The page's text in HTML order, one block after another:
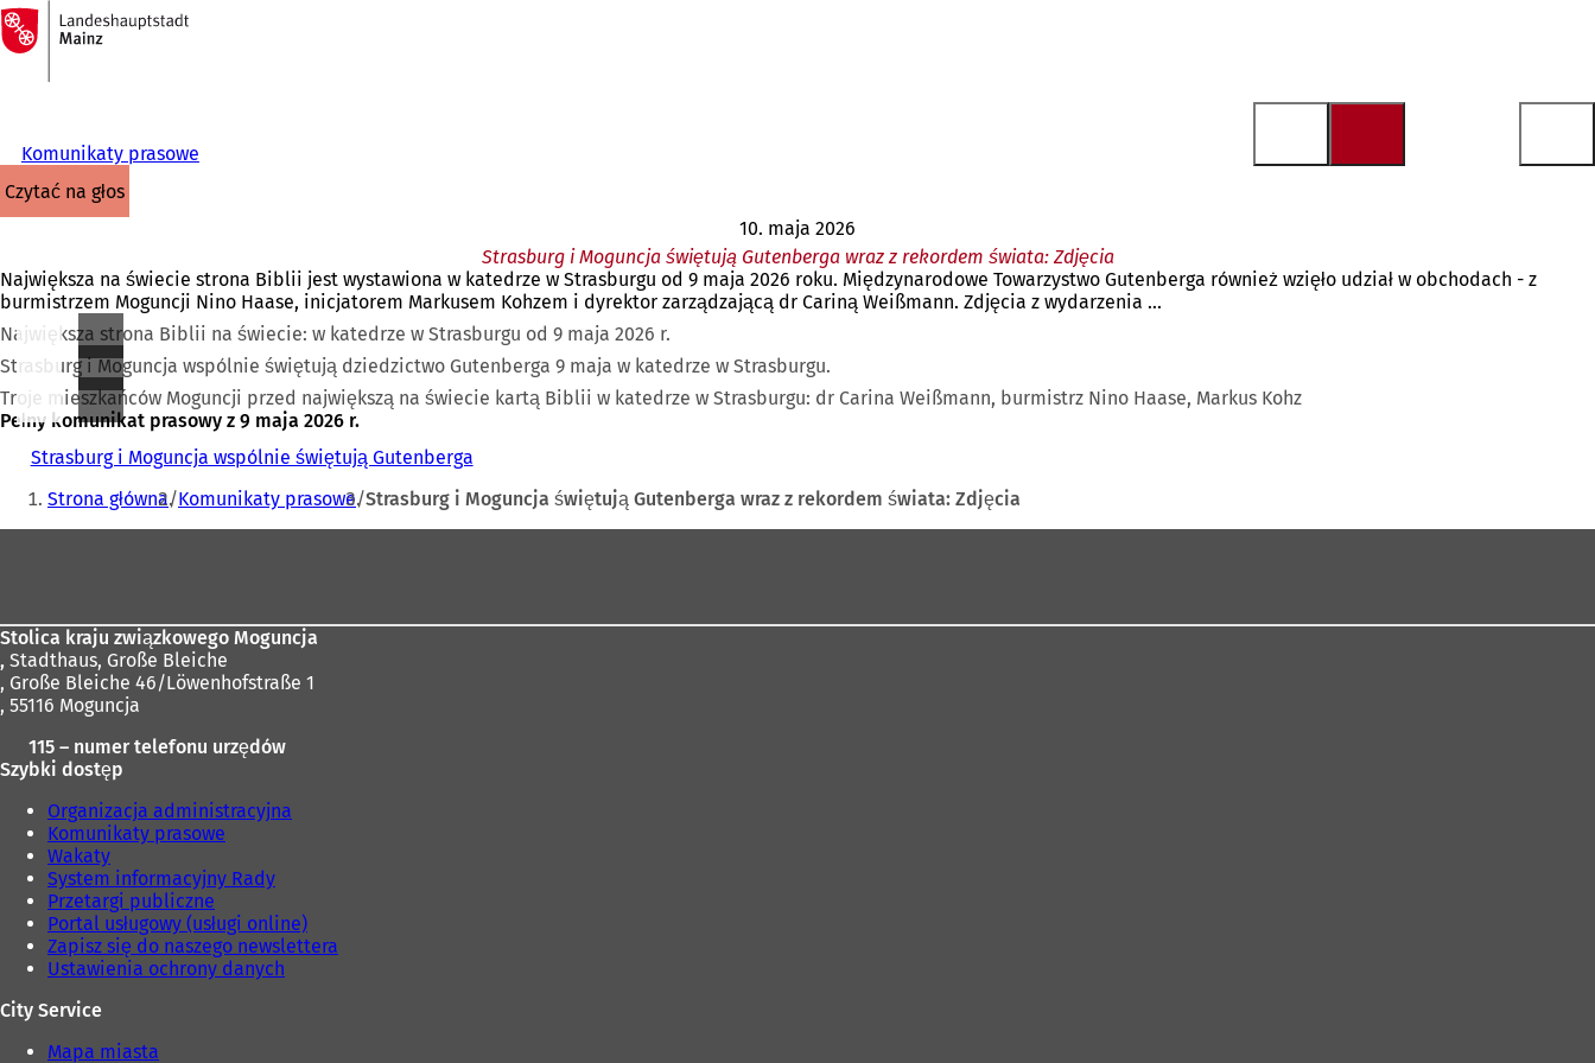
Przejdź do treści
Do
strony
głównej
Komunikaty prasowe
czytać na głos
10. maja 2026
Strasburg i Moguncja świętują Gutenberga wraz z rekordem świata: Zdjęcia
Największa na świecie strona Biblii jest wystawiona w katedrze w Strasburgu od 9 maja 2026 roku. Międzynarodowe Towarzystwo Gutenberga również wzięło udział w obchodach - z
burmistrzem Moguncji Nino Haase, inicjatorem Markusem Kohzem i dyrektor zarządzającą dr Cariną Weißmann. Zdjęcia z wydarzenia ...
Największa strona Biblii na świecie: w katedrze w Strasburgu od 9 maja 2026 r.
Strasburg i Moguncja wspólnie świętują dziedzictwo Gutenberga 9 maja w katedrze w Strasburgu.
Troje mieszkańców Moguncji przed największą na świecie kartą Biblii w katedrze w Strasburgu: dr Carina Weißmann, burmistrz Nino Haase, Markus Kohz
Pełny komunikat prasowy z 9 maja 2026 r.
Strasburg i Moguncja wspólnie świętują Gutenberga
Jesteś
tutaj:
Strona główna Komunikaty prasowe Strasburg i Moguncja świętują Gutenberga wraz z rekordem świata: Zdjęcia
Stolica kraju związkowego Moguncja
, Stadthaus, Große Bleiche
, Große Bleiche 46/Löwenhofstraße 1
, 55116 Moguncja
115 – numer telefonu urzędów
Szybki dostęp
Organizacja administracyjna
Komunikaty prasowe
Wakaty
System informacyjny Rady
Przetargi publiczne
Portal usługowy (usługi online)
Zapisz się do naszego newslettera
Ustawienia ochrony danych
City Service
Mapa miasta